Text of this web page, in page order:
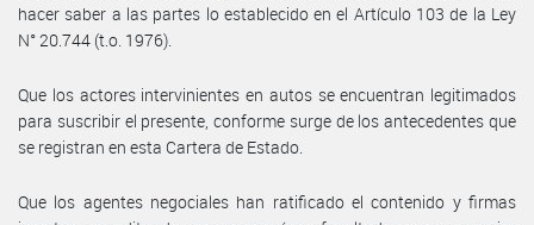
hacer saber a las partes lo establecido en el Artículo 103 de la Ley
N° 20.744 (t.o. 1976).
Que los actores intervinientes en autos se encuentran legitimados
para suscribir el presente, conforme surge de los antecedentes que
se registran en esta Cartera de Estado.
Que los agentes negociales han ratificado el contenido y firmas